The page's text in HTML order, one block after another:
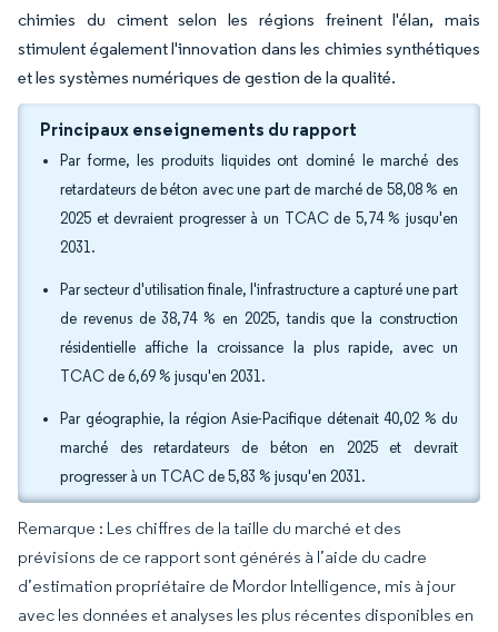
chimies du ciment selon les régions freinent l'élan, mais
stimulent également l'innovation dans les chimies synthétiques
et les systèmes numériques de gestion de la qualité.
Principaux enseignements du rapport
Par forme, les produits liquides ont dominé le marché des
retardateurs de béton avec une part de marché de 58,08 % en
2025 et devraient progresser à un TCAC de 5,74 % jusqu'en
2031.
Par secteur d'utilisation finale, l'infrastructure a capturé une part
de revenus de 38,74 % en 2025, tandis que la construction
résidentielle affiche la croissance la plus rapide, avec un
TCAC de 6,69 % jusqu'en 2031.
Par géographie, la région Asie-Pacifique détenait 40,02 % du
marché des retardateurs de béton en 2025 et devrait
progresser à un TCAC de 5,83 % jusqu'en 2031.
Remarque : Les chiffres de la taille du marché et des
prévisions de ce rapport sont générés à l’aide du cadre
d’estimation propriétaire de Mordor Intelligence, mis à jour
avec les données et analyses les plus récentes disponibles en